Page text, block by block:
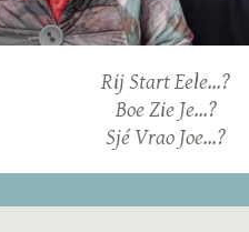
Rij Start Eele...?
Boe Zie Je...?
Sjé Vrao Joe...?